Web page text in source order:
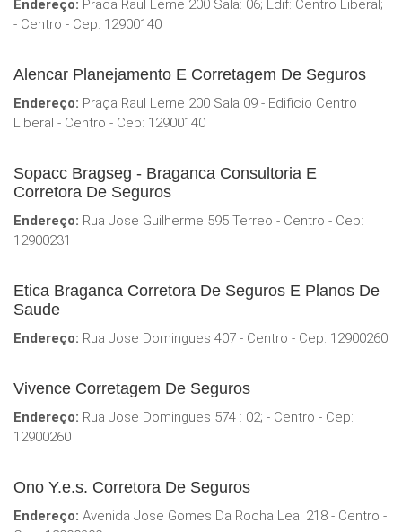
Endereço: Praca Raul Leme 200 Sala: 06; Edif: Centro Liberal;
- Centro - Cep: 12900140
Alencar Planejamento E Corretagem De Seguros
Endereço: Praça Raul Leme 200 Sala 09 - Edificio Centro
Liberal - Centro - Cep: 12900140
Sopacc Bragseg - Braganca Consultoria E
Corretora De Seguros
Endereço: Rua Jose Guilherme 595 Terreo - Centro - Cep:
12900231
Etica Braganca Corretora De Seguros E Planos De
Saude
Endereço: Rua Jose Domingues 407 - Centro - Cep: 12900260
Vivence Corretagem De Seguros
Endereço: Rua Jose Domingues 574 : 02; - Centro - Cep:
12900260
Ono Y.e.s. Corretora De Seguros
Endereço: Avenida Jose Gomes Da Rocha Leal 218 - Centro -